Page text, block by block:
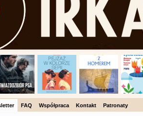
FAQ Współpraca Kontakt Patronaty